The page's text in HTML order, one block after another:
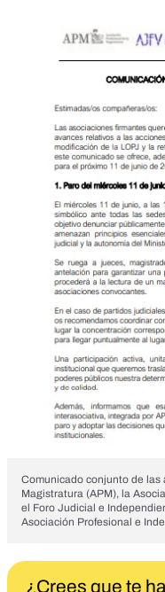
Comunicado conjunto de las
Magistratura (APM), la
el Foro Judicial e
Asociación Profesional e
¿Crees que te